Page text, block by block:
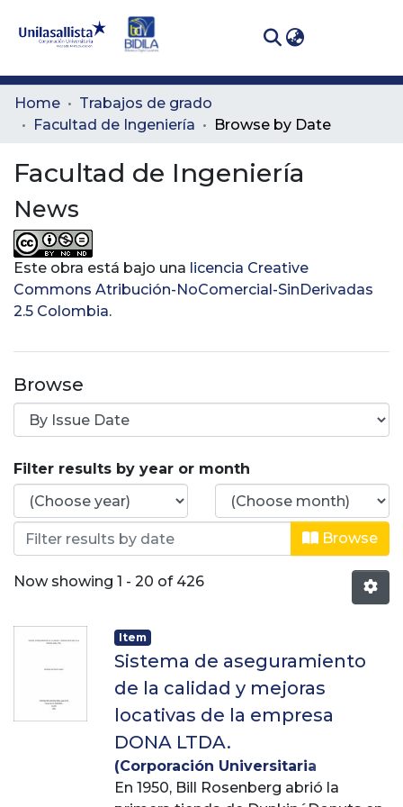
Communities
& Collections
All of DSpace
Home
Trabajos de grado
Facultad de Ingeniería
Browse by Date
Facultad de Ingeniería
News
Este obra está bajo una licencia Creative
Commons Atribución-NoComercial-SinDerivadas
2.5 Colombia.
Browse
Browsing Facultad de Ingeniería by
Filter results by year or month
Browse
Now showing 1 - 20 of 426
Item
Sistema de aseguramiento
de la calidad y mejoras
locativas de la empresa
DONA LTDA.
(Corporación Universitaria
Lasallista,2006)Restrepo Gómez,
En 1950, Bill Rosenberg abrió la